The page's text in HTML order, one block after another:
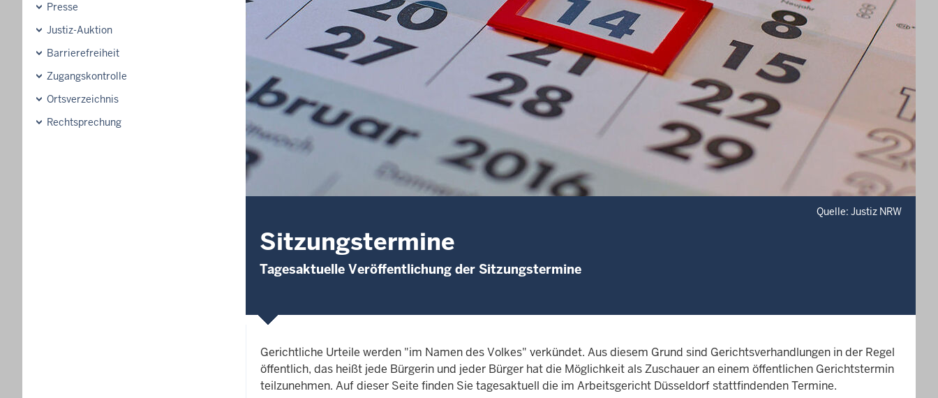
Presse
Justiz-Auktion
Barrierefreiheit
Zugangskontrolle
Ortsverzeichnis
Rechtsprechung
Quelle: Justiz NRW
Sitzungstermine
Tagesaktuelle Veröffentlichung der Sitzungstermine
Gerichtliche Urteile werden "im Namen des Volkes" verkündet. Aus diesem Grund sind Gerichtsverhandlungen in der Regel
öffentlich, das heißt jede Bürgerin und jeder Bürger hat die Möglichkeit als Zuschauer an einem öffentlichen Gerichtstermin
teilzunehmen. Auf dieser Seite finden Sie tagesaktuell die im Arbeitsgericht Düsseldorf stattfindenden Termine.